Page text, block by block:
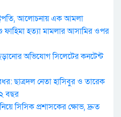
আলোচনায় এক আমলা
হত্যা মামলার আসামির ওপর
অভিযোগ সিলেটের কনটেন্ট
ছাত্রদল নেতা হাসিবুর ও তারেক
২ বছর
সিসিক প্রশাসকের ক্ষোভ, দ্রুত